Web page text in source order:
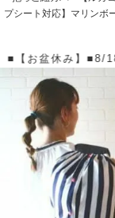
プシート対応】マリンボ
除く)▶【送料